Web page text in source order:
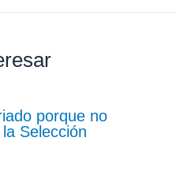
porque no
Selección